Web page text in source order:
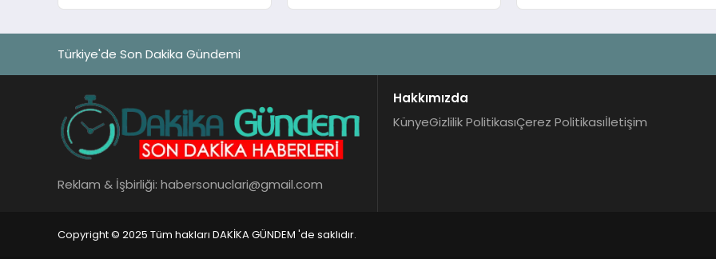
Türkiye'de Son Dakika Gündemi
Reklam & İşbirliği: habersonuclari@gmail.com
Hakkımızda
KünyeGizlilik PolitikasıÇerez Politikasıİletişim
Copyright © 2025 Tüm hakları DAKİKA GÜNDEM 'de saklıdır.